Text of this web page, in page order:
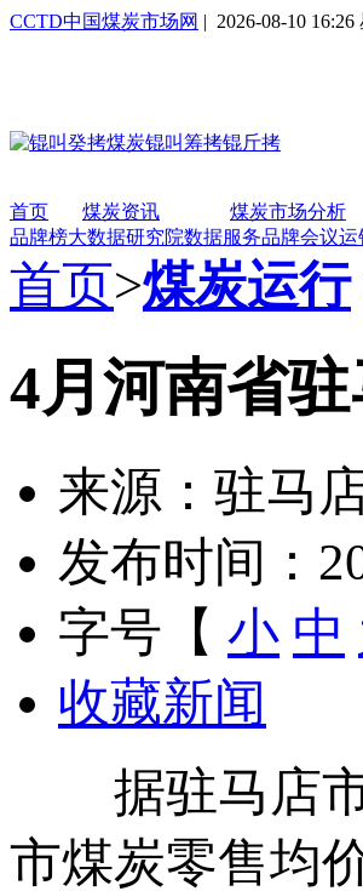
CCTD中国煤炭市场网 | 2026-08-10 16:26
首页 煤炭资讯 煤炭市场分析
品牌榜大数据研究院数据服务品牌会议运
首页>煤炭运行
4月河南省
来源：驻马
发布时间：
字号【 小 中
收藏新闻
据驻马店市
市煤炭零售均